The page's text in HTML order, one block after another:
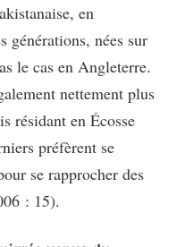
en
générations, nées sur
le cas en Angleterre.
nettement plus
résidant en Écosse
préfèrent se
se rapprocher des
: 15).